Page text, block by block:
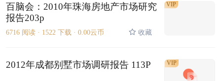
百脑会：2010年珠海房地产市场研究
报告203p
6716 阅读 · 1522 下载 · 0.00云币 收藏
VIP
2012年成都别墅市场调研报告 113P VIP